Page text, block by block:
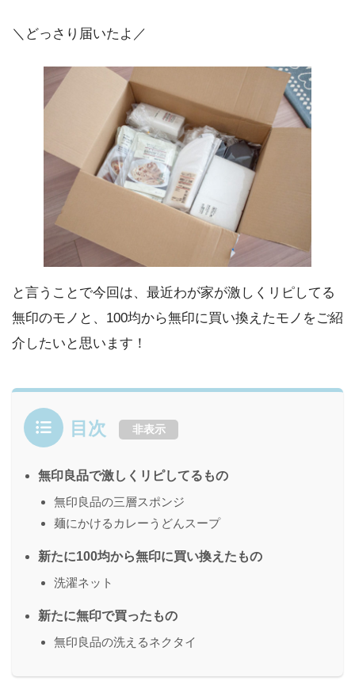
＼どっさり届いたよ／
と言うことで今回は、最近わが家が激しくリピしてる
無印のモノと、100均から無印に買い換えたモノをご紹
介したいと思います！
目次 非表示
無印良品で激しくリピしてるもの
無印良品の三層スポンジ
麺にかけるカレーうどんスープ
新たに100均から無印に買い換えたもの
洗濯ネット
新たに無印で買ったもの
無印良品の洗えるネクタイ